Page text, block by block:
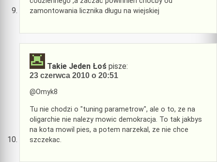
zamontowania licznika długu na wiejskiej
Takie Jeden Łoś pisze:
23 czerwca 2010 o 20:51
@Omyk8
Tu nie chodzi o "tuning parametrow", ale o to, ze na
oligarchie nie nalezy mowic demokracja. To tak jakbys
na kota mowil pies, a potem narzekal, ze nie chce
szczekac.